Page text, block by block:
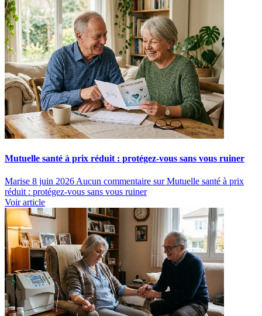
Mutuelle santé à prix réduit : protégez-vous sans vous ruiner
Marise 8 juin 2026 Aucun commentaire sur Mutuelle santé à prix
réduit : protégez-vous sans vous ruiner
Voir article